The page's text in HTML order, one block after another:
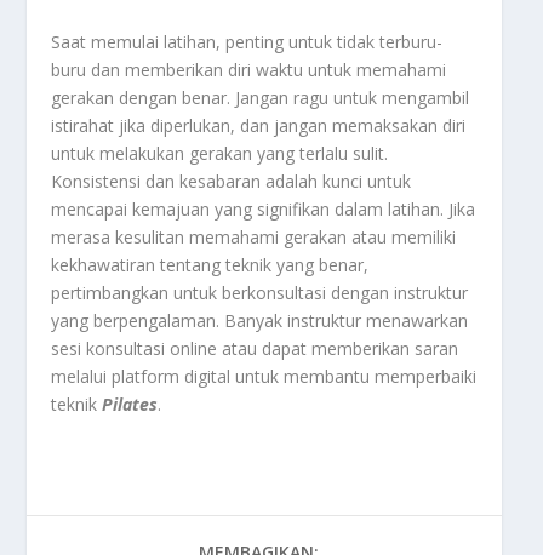
Saat memulai latihan, penting untuk tidak terburu-
buru dan memberikan diri waktu untuk memahami
gerakan dengan benar. Jangan ragu untuk mengambil
istirahat jika diperlukan, dan jangan memaksakan diri
untuk melakukan gerakan yang terlalu sulit.
Konsistensi dan kesabaran adalah kunci untuk
mencapai kemajuan yang signifikan dalam latihan. Jika
merasa kesulitan memahami gerakan atau memiliki
kekhawatiran tentang teknik yang benar,
pertimbangkan untuk berkonsultasi dengan instruktur
yang berpengalaman. Banyak instruktur menawarkan
sesi konsultasi online atau dapat memberikan saran
melalui platform digital untuk membantu memperbaiki
teknik Pilates.